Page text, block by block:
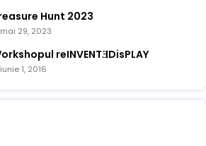
Hunt 2023
mai 29, 2023
reINVENTƎDisPLAY
iunie 1, 2016